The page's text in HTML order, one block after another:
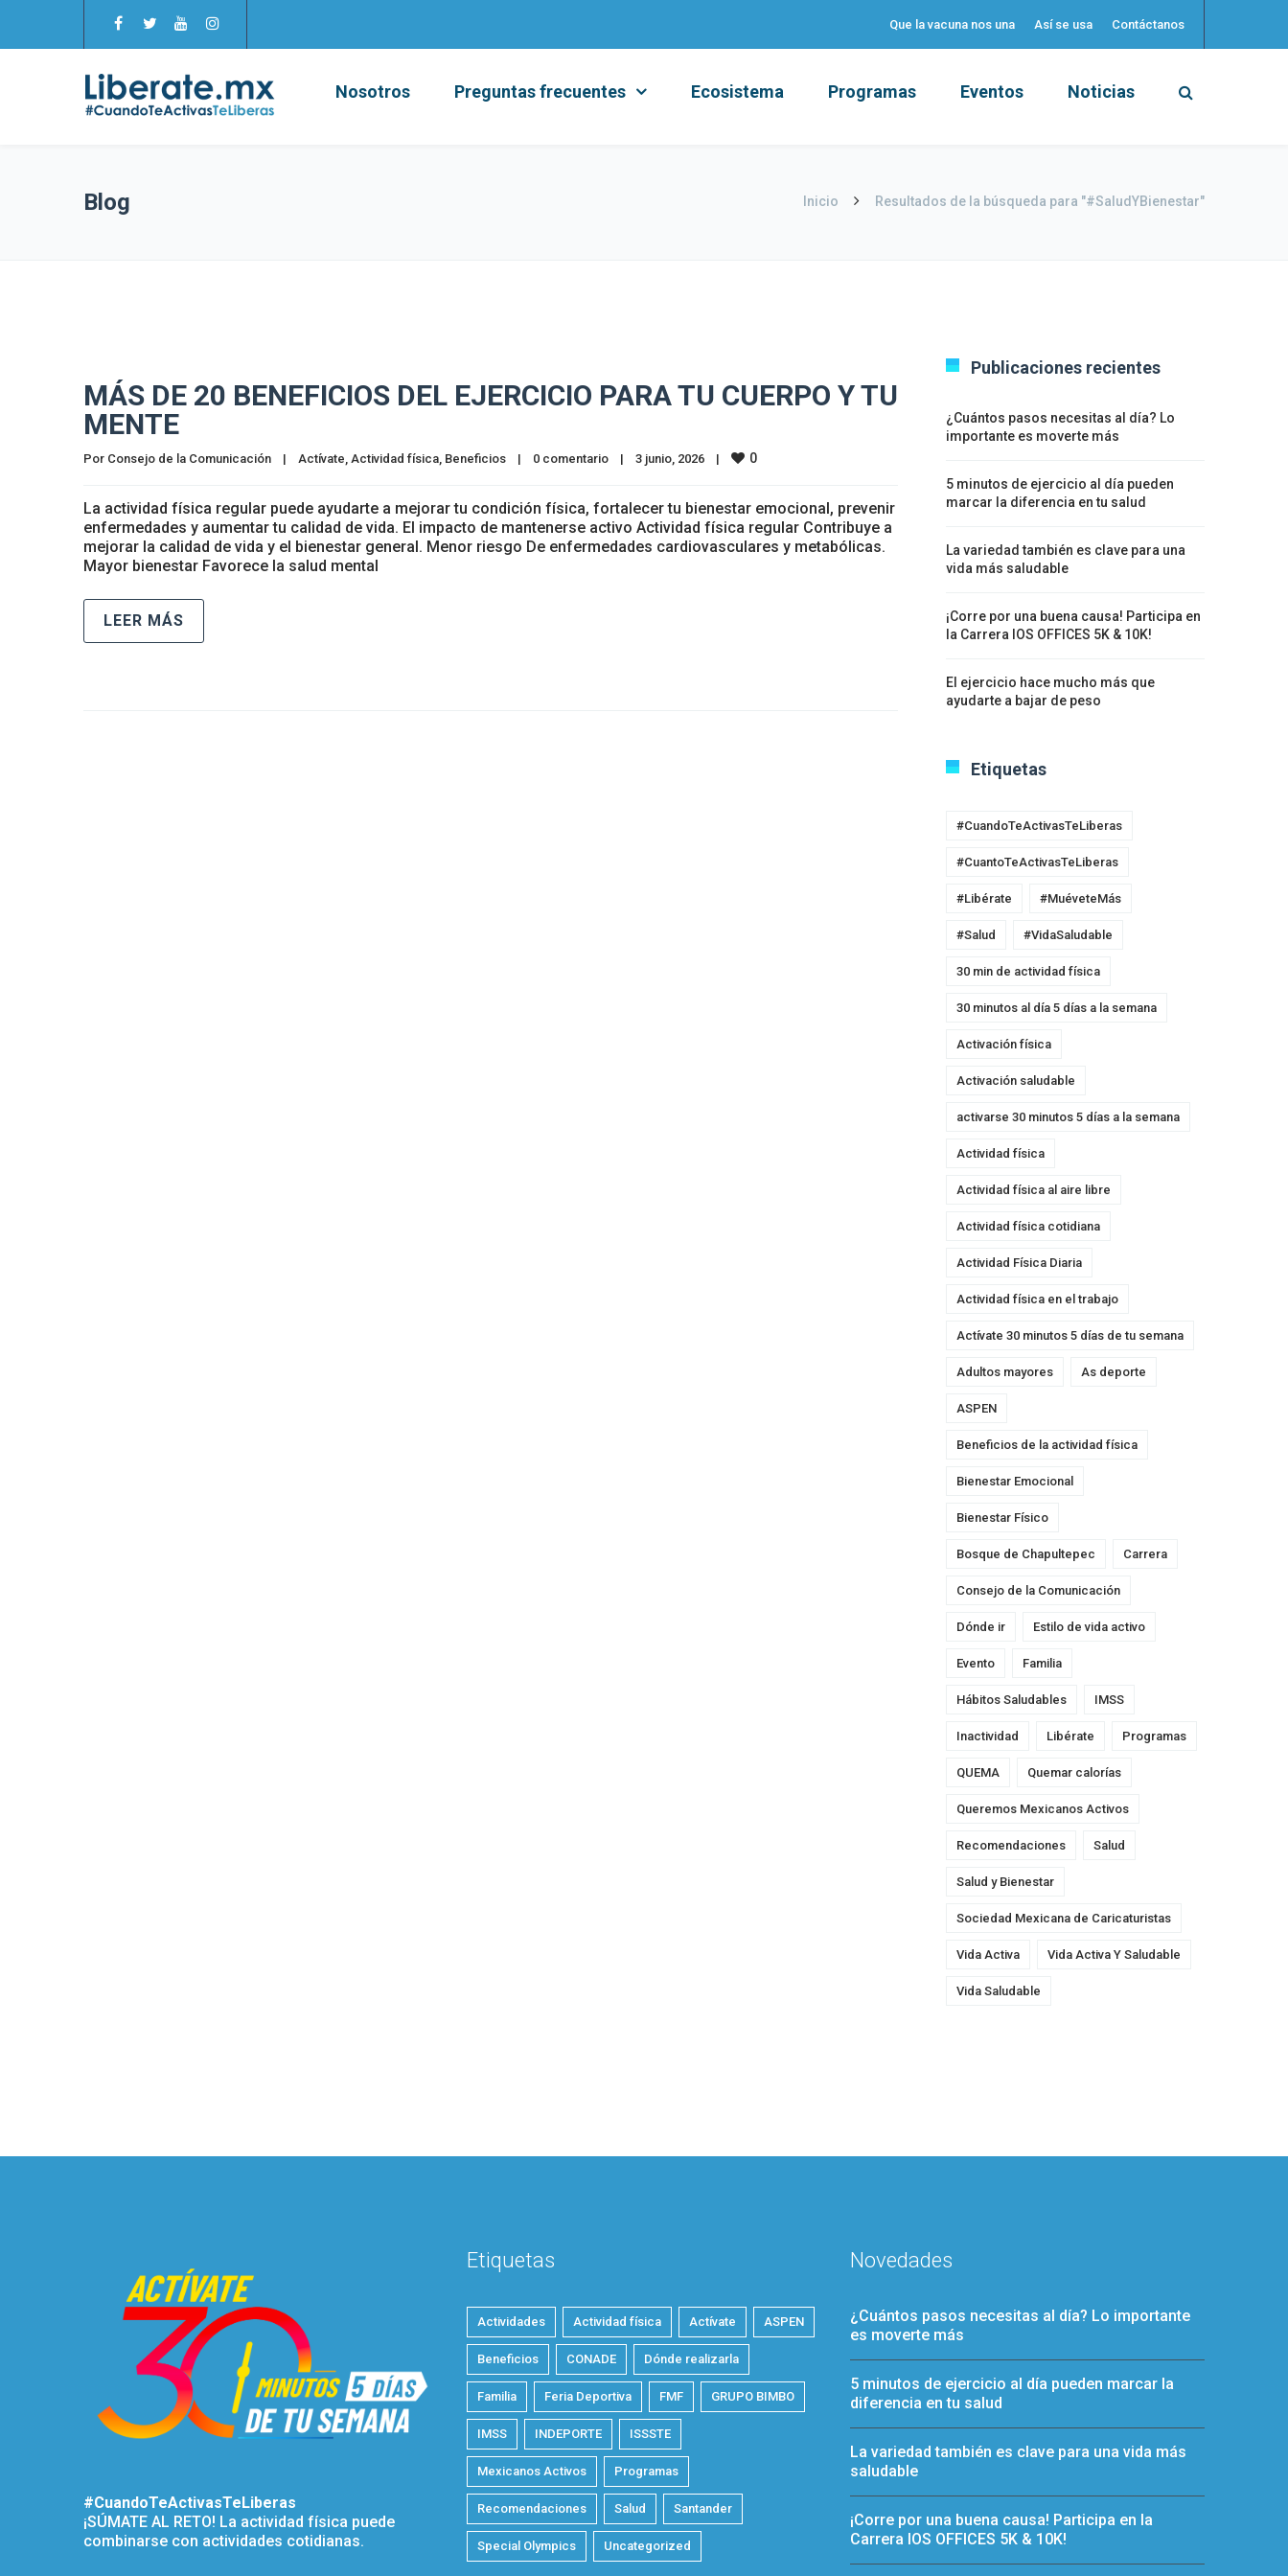
Que la vacuna nos una Así se usa Contáctanos
Nosotros Preguntas frecuentes Ecosistema Programas Eventos Noticias
Blog Inicio Resultados de la búsqueda para "#SaludYBienestar"
MÁS DE 20 BENEFICIOS DEL EJERCICIO PARA TU CUERPO Y TU
MENTE
Por Consejo de la Comunicación | Actívate, Actividad física, Beneficios | 0 comentario | 3 junio, 2026 | 0
La actividad física regular puede ayudarte a mejorar tu condición física, fortalecer tu bienestar emocional, prevenir
enfermedades y aumentar tu calidad de vida. El impacto de mantenerse activo Actividad física regular Contribuye a
mejorar la calidad de vida y el bienestar general. Menor riesgo De enfermedades cardiovasculares y metabólicas.
Mayor bienestar Favorece la salud mental
LEER MÁS
Publicaciones recientes
¿Cuántos pasos necesitas al día? Lo
importante es moverte más
5 minutos de ejercicio al día pueden
marcar la diferencia en tu salud
La variedad también es clave para una
vida más saludable
¡Corre por una buena causa! Participa en
la Carrera IOS OFFICES 5K & 10K!
El ejercicio hace mucho más que
ayudarte a bajar de peso
Etiquetas
#CuandoTeActivasTeLiberas
#CuantoTeActivasTeLiberas
#Libérate #MuéveteMás
#Salud #VidaSaludable
30 min de actividad física
30 minutos al día 5 días a la semana
Activación física
Activación saludable
activarse 30 minutos 5 días a la semana
Actividad física
Actividad física al aire libre
Actividad física cotidiana
Actividad Física Diaria
Actividad física en el trabajo
Actívate 30 minutos 5 días de tu semana
Adultos mayores As deporte
ASPEN
Beneficios de la actividad física
Bienestar Emocional
Bienestar Físico
Bosque de Chapultepec Carrera
Consejo de la Comunicación
Dónde ir Estilo de vida activo
Evento Familia
Hábitos Saludables IMSS
Inactividad Libérate Programas
QUEMA Quemar calorías
Queremos Mexicanos Activos
Recomendaciones Salud
Salud y Bienestar
Sociedad Mexicana de Caricaturistas
Vida Activa Vida Activa Y Saludable
Vida Saludable
#CuandoTeActivasTeLiberas
¡SÚMATE AL RETO! La actividad física puede
combinarse con actividades cotidianas.
Etiquetas
Actividades Actividad física Actívate ASPEN
Beneficios CONADE Dónde realizarla
Familia Feria Deportiva FMF GRUPO BIMBO
IMSS INDEPORTE ISSSTE
Mexicanos Activos Programas
Recomendaciones Salud Santander
Special Olympics Uncategorized
Novedades
¿Cuántos pasos necesitas al día? Lo importante
es moverte más
5 minutos de ejercicio al día pueden marcar la
diferencia en tu salud
La variedad también es clave para una vida más
saludable
¡Corre por una buena causa! Participa en la
Carrera IOS OFFICES 5K & 10K!